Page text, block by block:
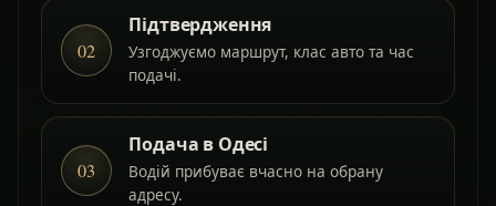
02
Підтвердження
Узгоджуємо маршрут, клас авто та час
подачі.
03
Подача в Одесі
Водій прибуває вчасно на обрану
адресу.